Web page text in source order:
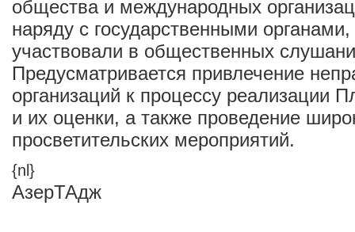
общества и международных
наряду с государственными органами,
участвовали в общественных
Предусматривается привлечение
организаций к процессу реализации
и их оценки, а также проведение
просветительских мероприятий.
{nl}
АзерТАдж